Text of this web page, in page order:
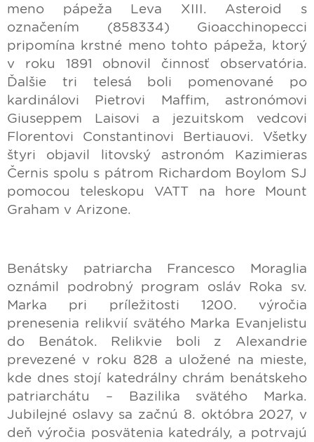
meno pápeža Leva XIII. Asteroid s
označením (858334) Gioacchinopecci
pripomína krstné meno tohto pápeža, ktorý
v roku 1891 obnovil činnosť observatória.
Ďalšie tri telesá boli pomenované po
kardinálovi Pietrovi Maffim, astronómovi
Giuseppem Laisovi a jezuitskom vedcovi
Florentovi Constantinovi Bertiauovi. Všetky
štyri objavil litovský astronóm Kazimieras
Černis spolu s pátrom Richardom Boylom SJ
pomocou teleskopu VATT na hore Mount
Graham v Arizone.
Benátsky patriarcha Francesco Moraglia
oznámil podrobný program osláv Roka sv.
Marka pri príležitosti 1200. výročia
prenesenia relikvií svätého Marka Evanjelistu
do Benátok. Relikvie boli z Alexandrie
prevezené v roku 828 a uložené na mieste,
kde dnes stojí katedrálny chrám benátskeho
patriarchátu – Bazilika svätého Marka.
Jubilejné oslavy sa začnú 8. októbra 2027, v
deň výročia posvätenia katedrály, a potrvajú